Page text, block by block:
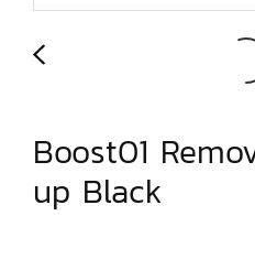
Boost01
up Black